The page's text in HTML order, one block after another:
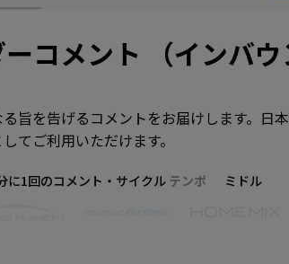
コメント （インバ
旨を告げるコメントをお届けします。日
てご利用いただけます。
に1回のコメント・サイクル テンポ
ミドル